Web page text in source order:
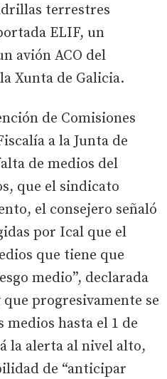
terrestres
ELIF, un
avión ACO del
Xunta de Galicia.
de Comisiones
a la Junta de
de medios del
que el sindicato
el consejero señaló
por Ical que el
que tiene que
medio”, declarada
progresivamente se
hasta el 1 de
la alerta al nivel alto,
de “anticipar